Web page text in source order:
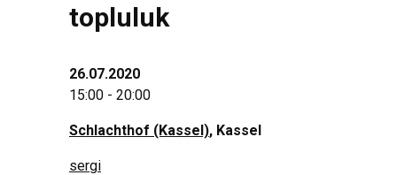
topluluk
26.07.2020
15:00 - 20:00
Schlachthof (Kassel), Kassel
sergi